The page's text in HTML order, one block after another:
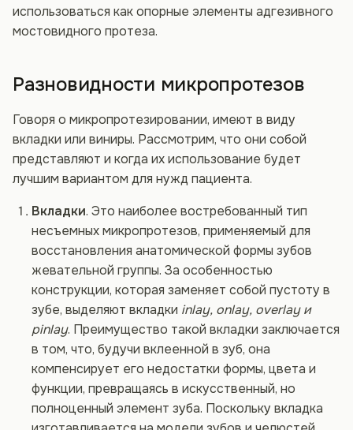
использоваться как опорные элементы адгезивного
мостовидного протеза.
Разновидности микропротезов
Говоря о микропротезировании, имеют в виду
вкладки или виниры. Рассмотрим, что они собой
представляют и когда их использование будет
лучшим вариантом для нужд пациента.
Вкладки. Это наиболее востребованный тип
несъемных микропротезов, применяемый для
восстановления анатомической формы зубов
жевательной группы. За особенностью
конструкции, которая заменяет собой пустоту в
зубе, выделяют вкладки inlay, onlay, overlay и
pinlay. Преимущество такой вкладки заключается
в том, что, будучи вклеенной в зуб, она
компенсирует его недостатки формы, цвета и
функции, превращаясь в искусственный, но
полноценный элемент зуба. Поскольку вкладка